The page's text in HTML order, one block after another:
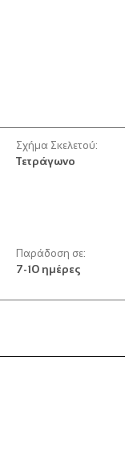
Σχήμα Σκελετού:
Τετράγωνο
Παράδοση σε:
7-10 ημέρες